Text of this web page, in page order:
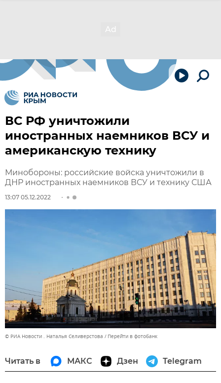
ВС РФ уничтожили
иностранных наемников ВСУ и
американскую технику
Минобороны: российские войска уничтожили в
ДНР иностранных наемников ВСУ и технику США
13:07 05.12.2022
© РИА Новости . Наталья Селиверстова Перейти в фотобанк
Читать в МАКС Дзен Telegram